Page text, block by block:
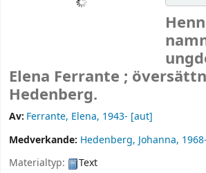
Elena Ferrante ;
Hedenberg.
Av: Ferrante, Elena, 1943- [aut]
Medverkande: Hedenberg, Johanna, 1968-
Materialtyp:
Text